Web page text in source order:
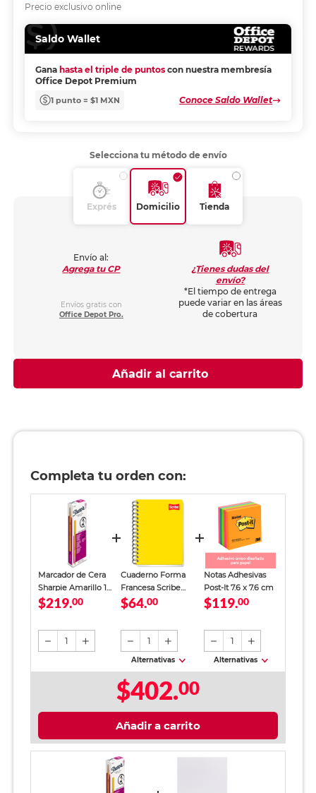
Precio exclusivo online
Saldo Wallet
Gana hasta el triple de puntos con nuestra membresía
Office Depot Premium
1 punto = $1 MXN Conoce Saldo Wallet
Selecciona tu método de envío
Exprés Domicilio Tienda
Envío al:
Agrega tu CP
Envíos gratis con
Office Depot Pro.
¿Tienes dudas del
envío?
*El tiempo de entrega
puede variar en las áreas
de cobertura
Añadir al carrito
Completa tu orden con:
Marcador de Cera
Sharpie Amarillo 12
piezas
$219.00
1
Cuaderno Forma
Francesa Scribe
Cuadro Chico 100
$64.00
1
Alternativas
Notas Adhesivas
Post-It 7.6 x 7.6 cm
$119.00
1
Alternativas
$402.00
Añadir a carrito